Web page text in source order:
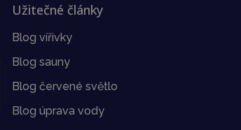
Užitečné články
Blog vířivky
Blog sauny
Blog červené světlo
Blog úprava vody